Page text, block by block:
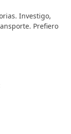
Investigo,
Prefiero